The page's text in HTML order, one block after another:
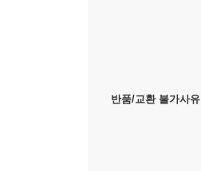
반품/교환 불가사유